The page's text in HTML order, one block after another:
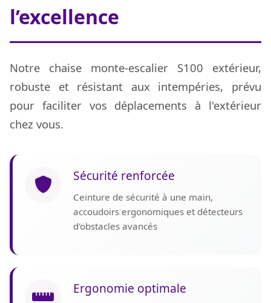
l’excellence
Notre chaise monte-escalier S100 extérieur,
robuste et résistant aux intempéries, prévu
pour faciliter vos déplacements à l'extérieur
chez vous.
Sécurité renforcée
Ceinture de sécurité à une main,
accoudoirs ergonomiques et détecteurs
d'obstacles avancés
Ergonomie optimale